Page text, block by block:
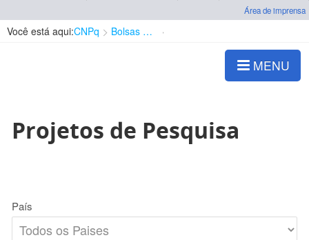
Área de imprensa
Você está aqui:CNPq Bolsas e Auxílios Vigentes
MENU
Projetos de Pesquisa
País